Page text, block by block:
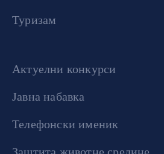
Туризам
Актуелни конкурси
Јавна набавка
Телефонски именик